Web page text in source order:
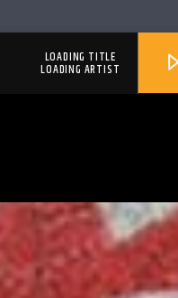
LOADING TITLE
LOADING ARTIST